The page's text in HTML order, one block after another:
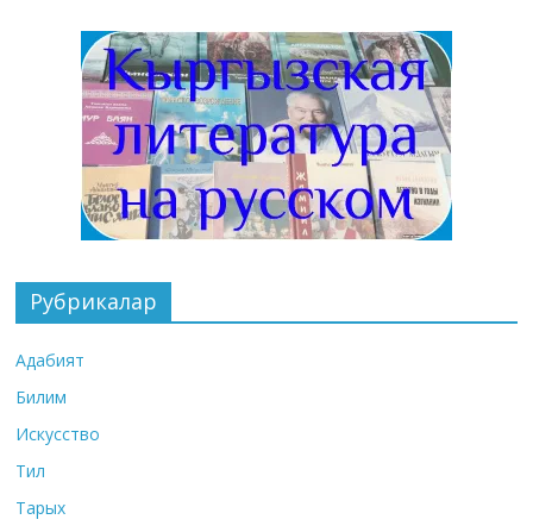
Рубрикалар
Адабият
Билим
Искусство
Тил
Тарых